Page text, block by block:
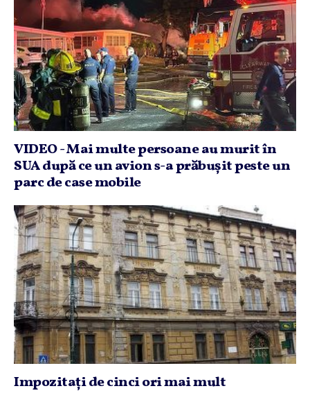
VIDEO - Mai multe persoane au murit în
SUA după ce un avion s-a prăbuşit peste un
parc de case mobile
Impozitaţi de cinci ori mai mult